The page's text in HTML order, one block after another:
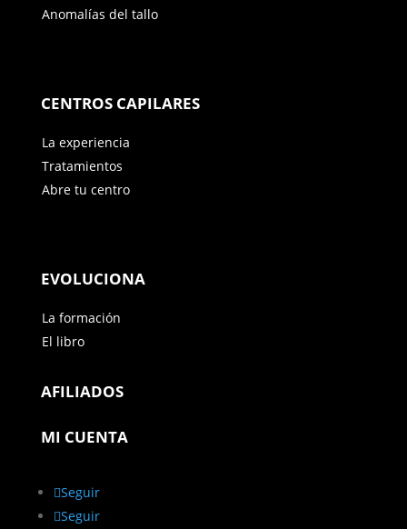
Anomalías del tallo
CENTROS CAPILARES
La experiencia
Tratamientos
Abre tu centro
EVOLUCIONA
La formación
El libro
AFILIADOS
MI CUENTA
Seguir
Seguir